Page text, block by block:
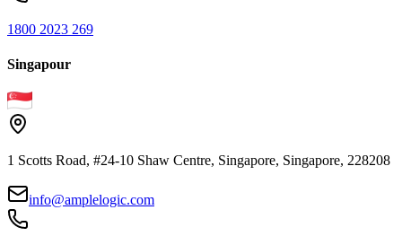
1800 2023 269
Singapour
1 Scotts Road, #24-10 Shaw Centre, Singapore, Singapore, 228208
info@amplelogic.com